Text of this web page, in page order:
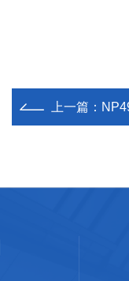
上一篇：